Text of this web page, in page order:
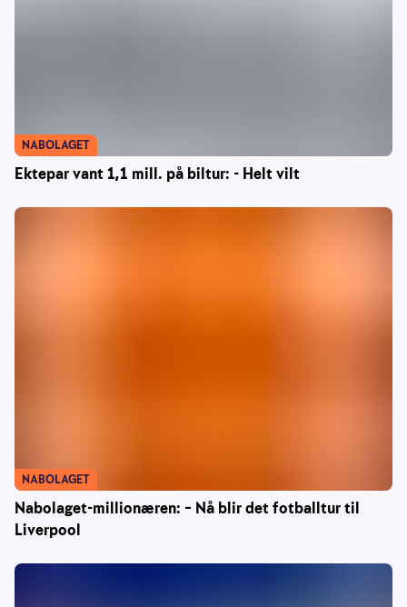
Ektepar vant 1,1 mill. på biltur: - Helt vilt
NABOLAGET
Nabolaget-millionæren: – Nå blir det fotballtur til
Liverpool
NABOLAGET